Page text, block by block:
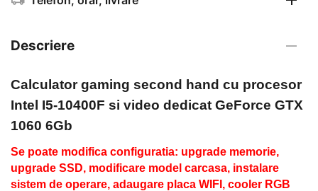
Descriere
Calculator gaming second hand cu procesor
Intel I5-10400F si video dedicat GeForce GTX
1060 6Gb
Se poate modifica configuratia: upgrade memorie,
upgrade SSD, modificare model carcasa, instalare
sistem de operare, adaugare placa WIFI, cooler RGB